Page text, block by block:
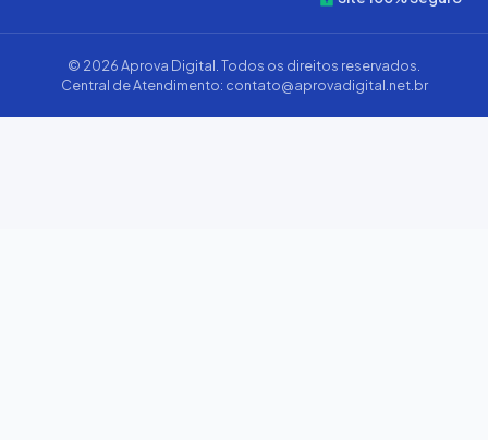
© 2026Aprova Digital . Todos os direitos reservados.
Central de Atendimento: contato@aprovadigital.net.br